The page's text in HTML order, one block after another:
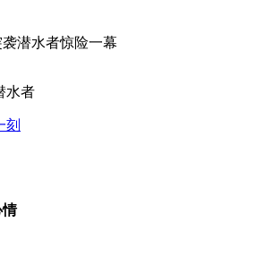
进入"战斗工作状态"
潜水者惊险一幕
水者
刻
情